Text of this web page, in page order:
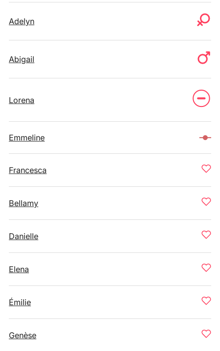
Adelyn
Abigail
Lorena
Emmeline
Francesca
Bellamy
Danielle
Elena
Émilie
Genèse